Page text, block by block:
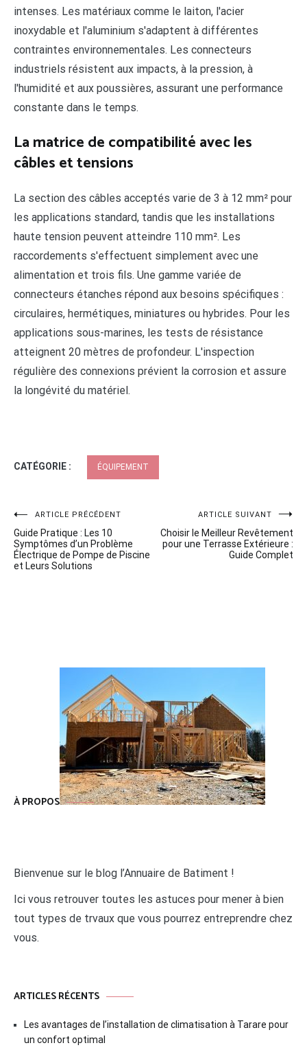
intenses. Les matériaux comme le laiton, l'acier
inoxydable et l'aluminium s'adaptent à différentes
contraintes environnementales. Les connecteurs
industriels résistent aux impacts, à la pression, à
l'humidité et aux poussières, assurant une performance
constante dans le temps.
La matrice de compatibilité avec les
câbles et tensions
La section des câbles acceptés varie de 3 à 12 mm² pour
les applications standard, tandis que les installations
haute tension peuvent atteindre 110 mm². Les
raccordements s'effectuent simplement avec une
alimentation et trois fils. Une gamme variée de
connecteurs étanches répond aux besoins spécifiques :
circulaires, hermétiques, miniatures ou hybrides. Pour les
applications sous-marines, les tests de résistance
atteignent 20 mètres de profondeur. L'inspection
régulière des connexions prévient la corrosion et assure
la longévité du matériel.
CATÉGORIE : ÉQUIPEMENT
Navigation
de
l’article
ARTICLE PRÉCÉDENT
Guide Pratique : Les 10
Symptômes d’un Problème
Électrique de Pompe de Piscine
et Leurs Solutions
ARTICLE SUIVANT
Choisir le Meilleur Revêtement
pour une Terrasse Extérieure :
Guide Complet
À PROPOS
Bienvenue sur le blog l’Annuaire de Batiment !
Ici vous retrouver toutes les astuces pour mener à bien
tout types de trvaux que vous pourrez entreprendre chez
vous.
ARTICLES RÉCENTS
Les avantages de l’installation de climatisation à Tarare pour
un confort optimal